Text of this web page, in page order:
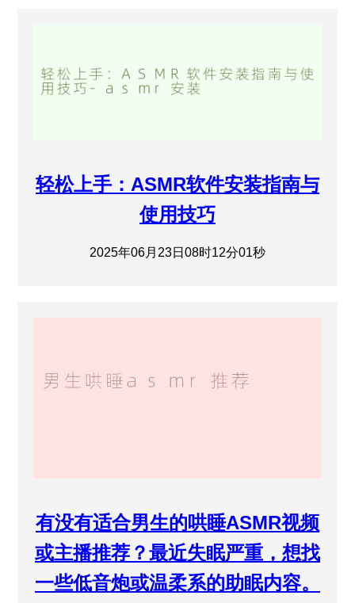
轻松上手：ASMR软件安装指南与
使用技巧
2025年06月23日08时12分01秒
有没有适合男生的哄睡ASMR视频
或主播推荐？最近失眠严重，想找
一些低音炮或温柔系的助眠内容。